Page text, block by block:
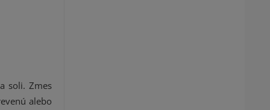
soli. Zmes
alebo